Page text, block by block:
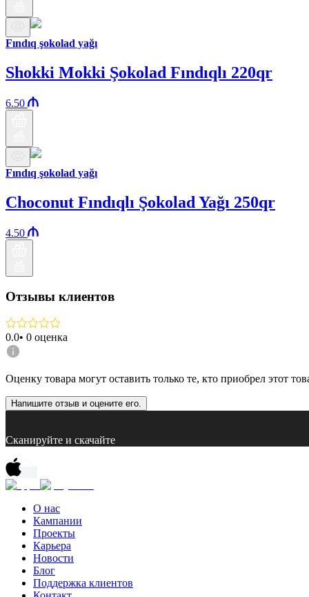
Fındıq şokolad yağı
Shokki Mokki Şokolad Fındıqlı 220qr
6.50
Fındıq şokolad yağı
Choconut Fındıqlı Şokolad Yağı 250qr
4.50
Отзывы клиентов
0.0• 0 оценка
Оценку товара могут оставить только те, кто приобрел этот
Напишите отзыв и оцените его.
Сканируйте и скачайте
О нас
Кампании
Проекты
Карьера
Новости
Блог
Поддержка клиентов